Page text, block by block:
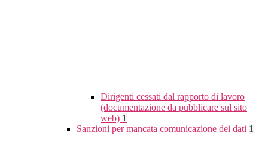
Dirigenti cessati dal rapporto di lavoro
(documentazione da pubblicare sul sito
web) 1
Sanzioni per mancata comunicazione dei dati 1